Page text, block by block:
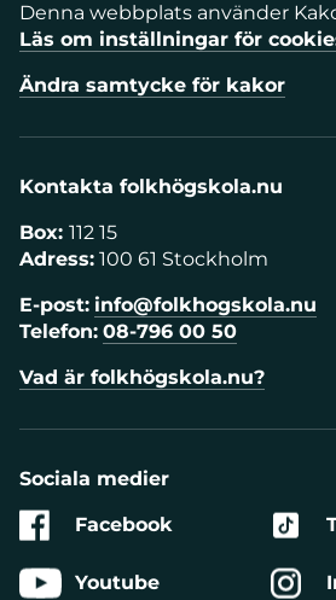
Denna webbplats använder
Läs om inställningar för
Ändra samtycke för kakor
Kontakta folkhögskola.nu
Box: 112 15
Adress: 100 61 Stockholm
E-post: info@folkhogskola.nu
Telefon: 08-796 00 50
Vad är folkhögskola.nu?
Sociala medier
Facebook
Youtube